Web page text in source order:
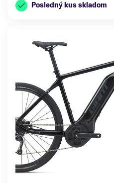
Posledný kus skladom